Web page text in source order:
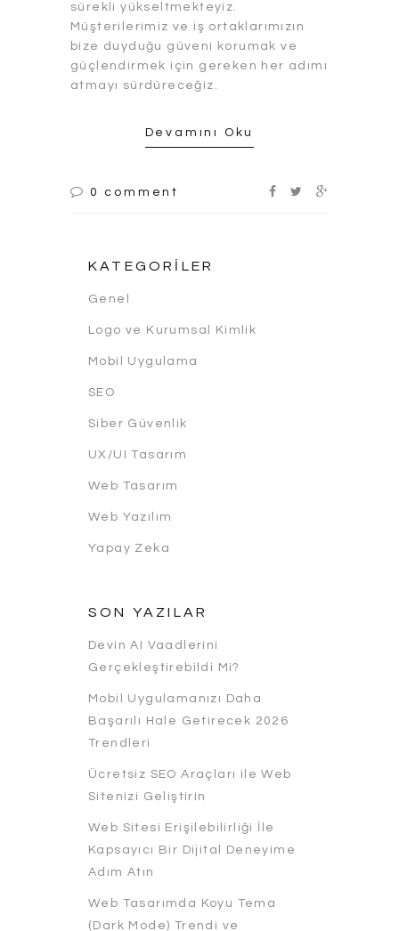
sürekli yükseltmekteyiz.
Müşterilerimiz ve iş ortaklarımızın
bize duyduğu güveni korumak ve
güçlendirmek için gereken her adımı
atmayı sürdüreceğiz.
Devamını Oku
0 comment
KATEGORILER
Genel
Logo ve Kurumsal Kimlik
Mobil Uygulama
SEO
Siber Güvenlik
UX/UI Tasarım
Web Tasarım
Web Yazılım
Yapay Zeka
SON YAZILAR
Devin AI Vaadlerini
Gerçekleştirebildi Mi?
Mobil Uygulamanızı Daha
Başarılı Hale Getirecek 2026
Trendleri
Ücretsiz SEO Araçları ile Web
Sitenizi Geliştirin
Web Sitesi Erişilebilirliği İle
Kapsayıcı Bir Dijital Deneyime
Adım Atın
Web Tasarımda Koyu Tema
(Dark Mode) Trendi ve